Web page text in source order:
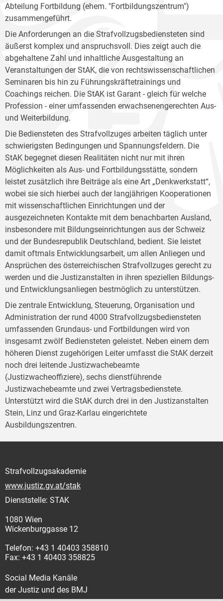
Abteilung Fortbildung (ehem. "Fortbildungszentrum")
zusammengeführt.
Die Anforderungen an die Strafvollzugsbediensteten sind
äußerst komplex und anspruchsvoll. Dies zeigt auch die
abgehaltene Zahl und inhaltliche Ausgestaltung an
Veranstaltungen der StAK, die von rechtswissenschaftlichen
Seminaren bis hin zu Führungskräftetrainings und
Coachings reichen. Die StAK ist Garant - gleich für welche
Profession - einer umfassenden erwachsenengerechten Aus-
und Weiterbildung.
Die Bediensteten des Strafvollzuges arbeiten täglich unter
schwierigsten Bedingungen und Spannungsfeldern. Die
StAK begegnet diesen Realitäten nicht nur mit ihren
Möglichkeiten als Aus- und Fortbildungsstätte, sondern
leistet zusätzlich ihre Beiträge als eine Art „Denkwerkstatt“,
wobei sie sich hierbei auch der langjährigen Kooperationen
mit wissenschaftlichen Einrichtungen und der
ausgezeichneten Kontakte mit dem benachbarten Ausland,
insbesondere mit Bildungseinrichtungen aus der Schweiz
und der Bundesrepublik Deutschland, bedient. Sie leistet
damit oftmals Entwicklungsarbeit, um allen Anliegen und
Ansprüchen des österreichischen Strafvollzuges gerecht zu
werden und die Justizanstalten in ihren speziellen Bildungs-
und Entwicklungsanliegen bestmöglich zu unterstützen.
Die zentrale Entwicklung, Steuerung, Organisation und
Administration der rund 4000 Strafvollzugsbediensteten
umfassenden Grundaus- und Fortbildungen wird von
insgesamt zwölf Bediensteten geleistet. Neben einem dem
höheren Dienst zugehörigen Leiter umfasst die StAK derzeit
noch drei leitende Justizwachebeamte
(Justizwacheoffiziere), sechs dienstführende
Justizwachebeamte und zwei Vertragsbedienstete.
Unterstützt wird die StAK durch drei in den Justizanstalten
Stein, Linz und Graz-Karlau eingerichtete
Ausbildungszentren.
Strafvollzugsakademie
www.justiz.gv.at/stak
Dienststelle: STAK
1080 Wien
Wickenburggasse 12
Telefon: +43 1 40403 358810
Fax: +43 1 40403 358825
Social Media Kanäle
der Justiz und des BMJ